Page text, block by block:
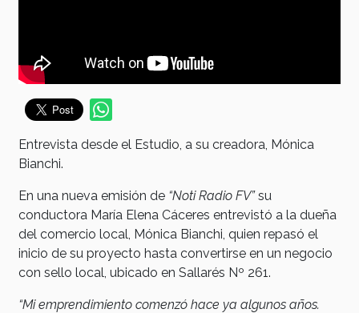
Entrevista desde el Estudio, a su creadora, Mónica
Bianchi.
En una nueva emisión de “Noti Radio FV”su
conductora María Elena Cáceres entrevistó a la dueña
del comercio local, Mónica Bianchi, quien repasó el
inicio de su proyecto hasta convertirse en un negocio
con sello local, ubicado en Sallarés Nº 261.
“Mi emprendimiento comenzó hace ya algunos años.